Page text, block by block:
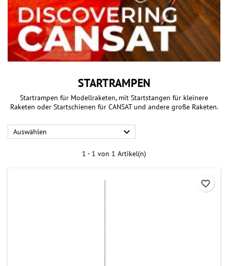
STARTRAMPEN
Startrampen für Modellraketen, mit Startstangen für kleinere
Raketen oder Startschienen für CANSAT und andere große Raketen.
Auswählen 
1 - 1 von 1 Artikel(n)
favorite_border